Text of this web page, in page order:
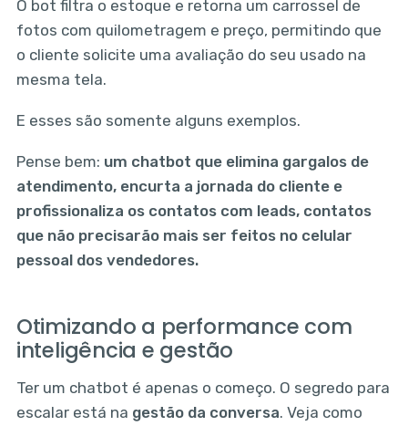
O bot filtra o estoque e retorna um carrossel de
fotos com quilometragem e preço, permitindo que
o cliente solicite uma avaliação do seu usado na
mesma tela.
E esses são somente alguns exemplos.
Pense bem: um chatbot que elimina gargalos de
atendimento, encurta a jornada do cliente e
profissionaliza os contatos com leads, contatos
que não precisarão mais ser feitos no celular
pessoal dos vendedores.
Otimizando a performance com
inteligência e gestão
Ter um chatbot é apenas o começo. O segredo para
escalar está na gestão da conversa. Veja como